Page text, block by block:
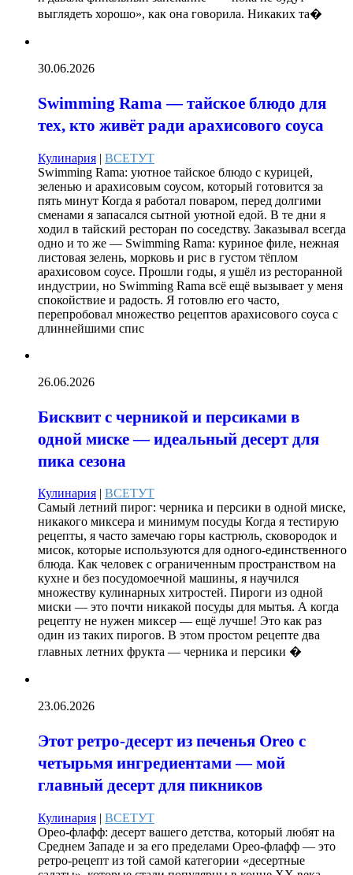
выглядеть хорошо», как она говорила. Никаких та�
30.06.2026
Swimming Rama — тайское блюдо для
тех, кто живёт ради арахисового соуса
Кулинария | ВСЕТУТ
Swimming Rama: уютное тайское блюдо с курицей,
зеленью и арахисовым соусом, который готовится за
пять минут Когда я работал поваром, перед долгими
сменами я запасался сытной уютной едой. В те дни я
ходил в тайский ресторан по соседству. Заказывал всегда
одно и то же — Swimming Rama: куриное филе, нежная
листовая зелень, морковь и рис в густом тёплом
арахисовом соусе. Прошли годы, я ушёл из ресторанной
индустрии, но Swimming Rama всё ещё вызывает у меня
спокойствие и радость. Я готовлю его часто,
перепробовал множество рецептов арахисового соуса с
длиннейшими спис
26.06.2026
Бисквит с черникой и персиками в
одной миске — идеальный десерт для
пика сезона
Кулинария | ВСЕТУТ
Самый летний пирог: черника и персики в одной миске,
никакого миксера и минимум посуды Когда я тестирую
рецепты, я часто замечаю горы кастрюль, сковородок и
мисок, которые используются для одного-единственного
блюда. Как человек с ограниченным пространством на
кухне и без посудомоечной машины, я научился
множеству кулинарных хитростей. Пироги из одной
миски — это почти никакой посуды для мытья. А когда
рецепту не нужен миксер — ещё лучше! Это как раз
один из таких пирогов. В этом простом рецепте два
главных летних фрукта — черника и персики �
23.06.2026
Этот ретро-десерт из печенья Oreo с
четырьмя ингредиентами — мой
главный десерт для пикников
Кулинария | ВСЕТУТ
Орео-флафф: десерт вашего детства, который любят на
Среднем Западе и за его пределами Орео-флафф — это
ретро-рецепт из той самой категории «десертные